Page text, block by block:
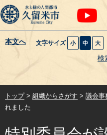
本文へ 文字サイズ 小 中 大
検
暮らし・届出
健康・医療・福祉
観光魅力・イベント
トップ> 組織からさがす > 議会事
れました